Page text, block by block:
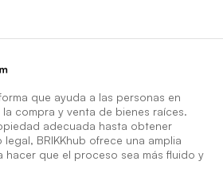
que ayuda a las personas en
compra y venta de bienes raíces.
adecuada hasta obtener
BRIKKhub ofrece una amplia
hacer que el proceso sea más fluido y